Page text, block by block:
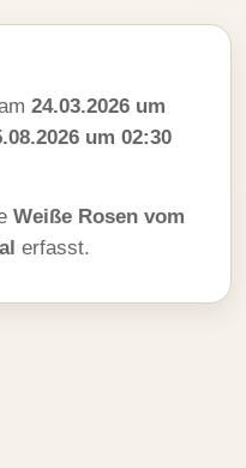
24.03.2026 um
um 02:30
Weiße Rosen vom
erfasst.